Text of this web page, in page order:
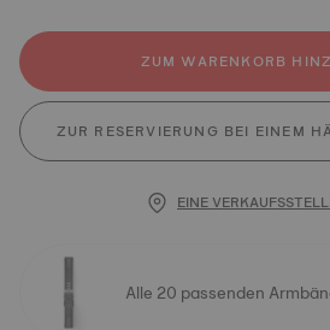
ZUM WARENKORB
ZUR RESERVIERUNG BEI EINEM
EINE
Alle 20 passenden